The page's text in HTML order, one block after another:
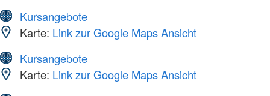
Kursangebote
Karte: Link zur Google Maps Ansicht
Kursangebote
Karte: Link zur Google Maps Ansicht